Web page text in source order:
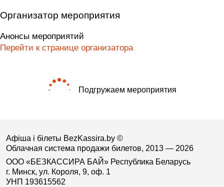
Организатор мероприятия
Анонсы мероприятий
Перейти к странице организатора
Подгружаем мероприятия
Афіша і білеты BezKassira.by ©
Облачная система продажи билетов, 2013 — 2026
ООО «БЕЗКАССИРА БАЙ» Республика Беларусь
г. Минск, ул. Короля, 9, оф. 1
УНП 193615562